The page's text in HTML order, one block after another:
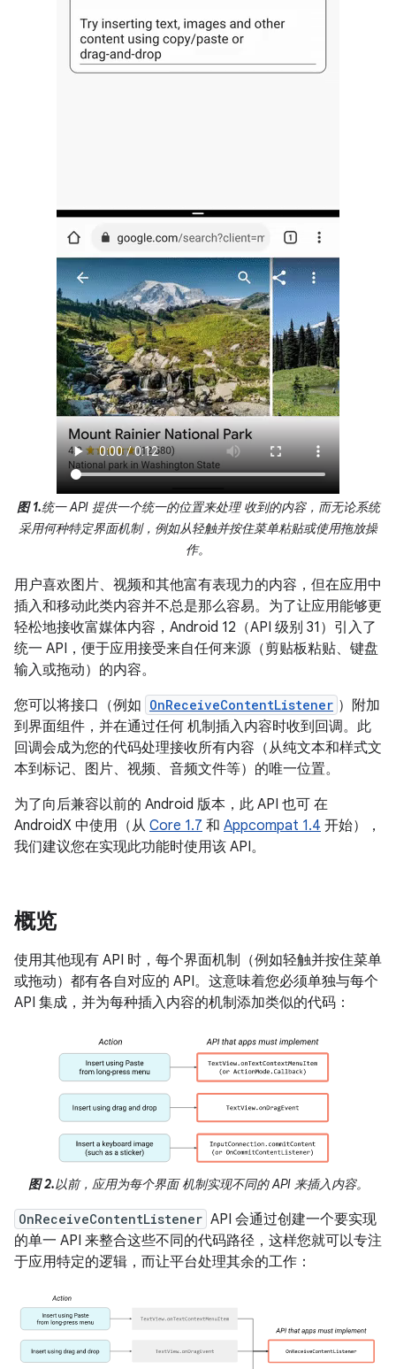
图 1.统一 API 提供一个统一的位置来处理 收到的内容，而无论系统
采用何种特定界面机制，例如从轻触并按住菜单粘贴或使用拖放操
作。
用户喜欢图片、视频和其他富有表现力的内容，但在应用中
插入和移动此类内容并不总是那么容易。为了让应用能够更
轻松地接收富媒体内容，Android 12（API 级别 31）引入了
统一 API，便于应用接受来自任何来源（剪贴板粘贴、键盘
输入或拖动）的内容。
您可以将接口（例如 OnReceiveContentListener ）附加
到界面组件，并在通过任何 机制插入内容时收到回调。此
回调会成为您的代码处理接收所有内容（从纯文本和样式文
本到标记、图片、视频、音频文件等）的唯一位置。
为了向后兼容以前的 Android 版本，此 API 也可 在
AndroidX 中使用（从 Core 1.7 和 Appcompat 1.4 开始），
我们建议您在实现此功能时使用该 API。
概览
使用其他现有 API 时，每个界面机制（例如轻触并按住菜单
或拖动）都有各自对应的 API。这意味着您必须单独与每个
API 集成，并为每种插入内容的机制添加类似的代码：
图 2.以前，应用为每个界面 机制实现不同的 API 来插入内容。
OnReceiveContentListener API 会通过创建一个要实现
的单一 API 来整合这些不同的代码路径，这样您就可以专注
于应用特定的逻辑，而让平台处理其余的工作：